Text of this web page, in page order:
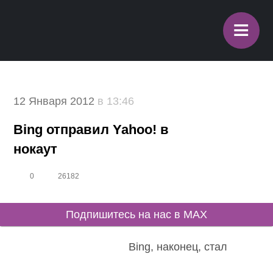
≡
12 Января 2012 в 13:46
Bing отправил Yahoo! в
нокаут
0 26182
Подпишитесь на нас в MAX
Bing, наконец, стал